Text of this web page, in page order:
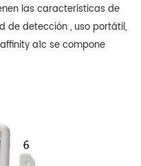
las características de
de detección , uso portátil,
a1c se compone